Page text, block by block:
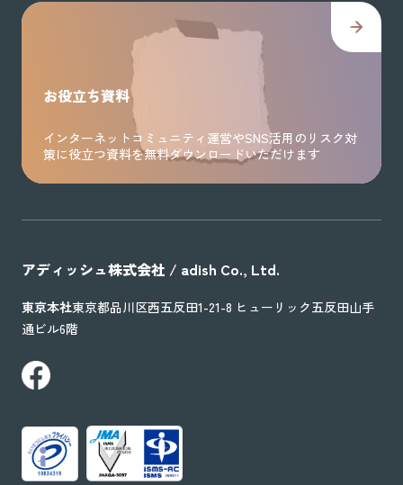
お役立ち資料
インターネットコミュニティ運営やSNS活用のリスク対
策に役立つ資料を無料ダウンロードいただけます
アディッシュ株式会社 / adish Co., Ltd.
東京本社東京都品川区西五反田1-21-8 ヒューリック五反田山手
通ビル6階